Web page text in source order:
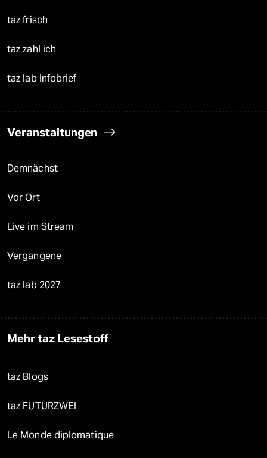
taz frisch
taz zahl ich
taz lab Infobrief
Veranstaltungen
Demnächst
Vor Ort
Live im Stream
Vergangene
taz lab 2027
Mehr taz Lesestoff
taz Blogs
taz FUTURZWEI
Le Monde diplomatique